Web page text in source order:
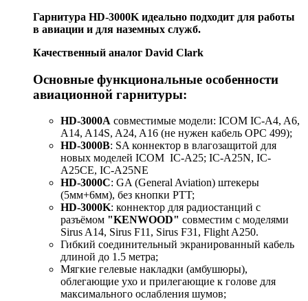
Гарнитура HD-3000K идеально подходит для работы
в авиации и для наземных служб.
Качественный аналог David Clark
Основные функциональные особенности
авиационной гарнитуры:
HD-3000A cовместимые модели: ICOM IC-A4, A6,
A14, A14S, A24, A16 (не нужен кабель OPC 499);
HD-3000B: SA коннектор в влагозащитой для
новых моделей ICOM IC-A25; IC-A25N, IC-
A25CE, IC-A25NE
HD-3000C: GA (General Aviation) штекеры
(5мм+6мм), без кнопки PTT;
HD-3000K: коннектор для радиостанций с
разъёмом "KENWOOD" совместим с моделями
Sirus A14, Sirus F11, Sirus F31, Flight A250.
Гибкий соединительный экранированный кабель
длиной до 1.5 метра;
Мягкие гелевые накладки (амбушюры),
облегающие ухо и прилегающие к голове для
максимального ослабления шумов;